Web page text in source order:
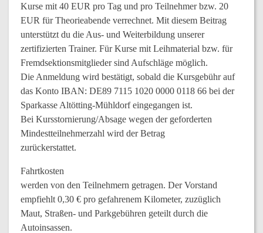
Kurse mit 40 EUR pro Tag und pro Teilnehmer bzw. 20
EUR für Theorieabende verrechnet. Mit diesem Beitrag
unterstützt du die Aus- und Weiterbildung unserer
zertifizierten Trainer. Für Kurse mit Leihmaterial bzw. für
Fremdsektionsmitglieder sind Aufschläge möglich.
Die Anmeldung wird bestätigt, sobald die Kursgebühr auf
das Konto IBAN: DE89 7115 1020 0000 0118 66 bei der
Sparkasse Altötting-Mühldorf eingegangen ist.
Bei Kursstornierung/Absage wegen der geforderten
Mindestteilnehmerzahl wird der Betrag
zurückerstattet.
Fahrtkosten
werden von den Teilnehmern getragen. Der Vorstand
empfiehlt 0,30 € pro gefahrenem Kilometer, zuzüglich
Maut, Straßen- und Parkgebühren geteilt durch die
Autoinsassen.